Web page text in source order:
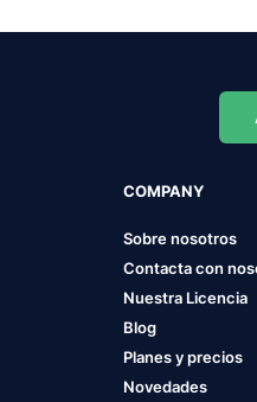
COMPANY
Sobre nosotros
Contacta con
Nuestra Licencia
Blog
Planes y precios
Novedades